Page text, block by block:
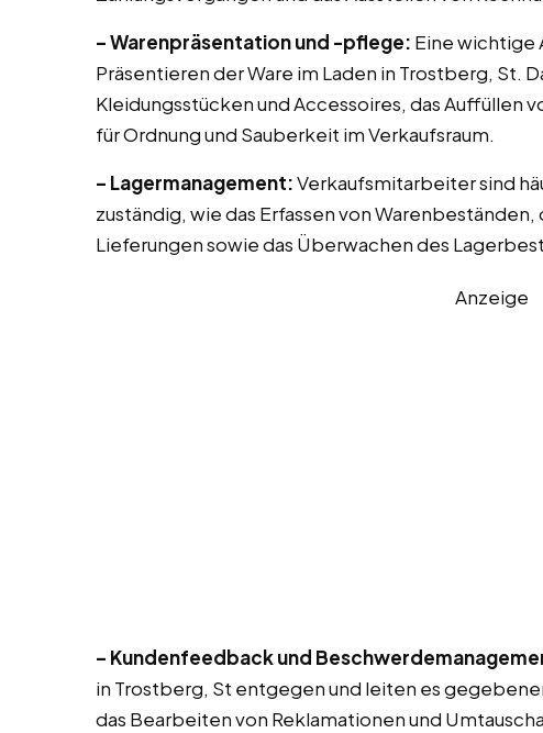
– Warenpräsentation und -pflege: Eine wichtige
Präsentieren der Ware im Laden in Trostberg, St.
Kleidungsstücken und Accessoires, das Auffüllen
für Ordnung und Sauberkeit im Verkaufsraum.
– Lagermanagement:Verkaufsmitarbeiter sind
zuständig, wie das Erfassen von
Lieferungen sowie das Überwachen des
Anzeige
– Kundenfeedback und
in Trostberg, St entgegen und leiten es
das Bearbeiten von Reklamationen und